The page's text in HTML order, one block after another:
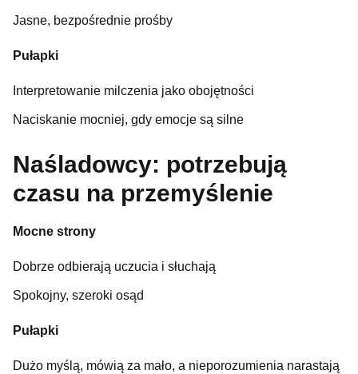
Jasne, bezpośrednie prośby
Pułapki
Interpretowanie milczenia jako obojętności
Naciskanie mocniej, gdy emocje są silne
Naśladowcy: potrzebują
czasu na przemyślenie
Mocne strony
Dobrze odbierają uczucia i słuchają
Spokojny, szeroki osąd
Pułapki
Dużo myślą, mówią za mało, a nieporozumienia narastają